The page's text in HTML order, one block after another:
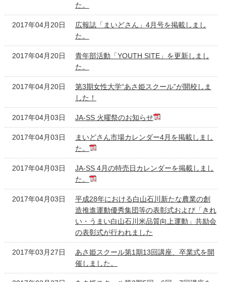
た。
2017年04月20日
広報誌「まいどさん」4月号を掲載しまし
た。
2017年04月20日
青年部活動「YOUTH SITE」を更新しまし
た。
2017年04月20日
第3期女性大学“あさ姫スクール”が開校しま
した！
2017年04月03日 JA-SS 火曜祭のお知らせ
2017年04月03日
まいどさん市場カレンダー4月を掲載しまし
た。
2017年04月03日
JA-SS 4月の特売日カレンダーを掲載しまし
た。
2017年04月03日
平成28年における白山石川新たな農業の創
造推進運動優秀集団等の表彰式および「きれ
い・うまい白山石川米品質向上運動」共励会
の表彰式が行われました
2017年03月27日
あさ姫スクール第1期13回講座、卒業式を開
催しました。